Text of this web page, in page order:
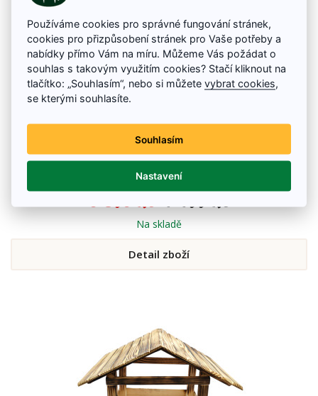
Stolička beran
Stolička BERAN nosnost 140 kg
Na skladě
Detail zboží
Používáme cookies pro správné fungování stránek,
cookies pro přizpůsobení stránek pro Vaše potřeby a
nabídky přímo Vám na míru. Můžeme Vás požádat o
souhlas s takovým využitím cookies? Stačí kliknout na
tlačítko: „Souhlasím“, nebo si můžetevybrat cookies,
se kterými souhlasíte.
Souhlasím
Nastavení